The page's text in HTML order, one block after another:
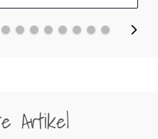
Artikel